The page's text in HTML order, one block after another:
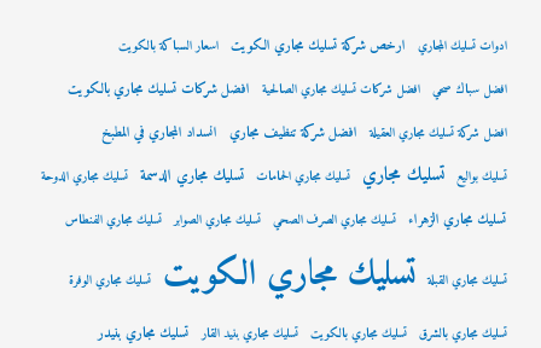
ادوات تسليك المجاري ارخص شركة تسليك مجاري الكويت اسعار السباكة بالكويت
افضل سباك صحي افضل شركات تسليك مجاري الصالحية افضل شركات تسليك مجاري بالكويت
افضل شركة تسليك مجاري العقيلة افضل شركة تنظيف مجاري انسداد المجاري في المطبخ
تسليك بواليع تسليك مجاري تسليك مجاري الحمامات تسليك مجاري الدسمة تسليك مجاري الدوحة
تسليك مجاري الزهراء تسليك مجاري الصرف الصحي تسليك مجاري الصوابر تسليك مجاري الفنطاس
تسليك مجاري القبلة تسليك مجاري الكويت تسليك مجاري الوفرة
تسليك مجاري بالشرق تسليك مجاري بالكويت تسليك مجاري بنيد القار تسليك مجاري بنيدر